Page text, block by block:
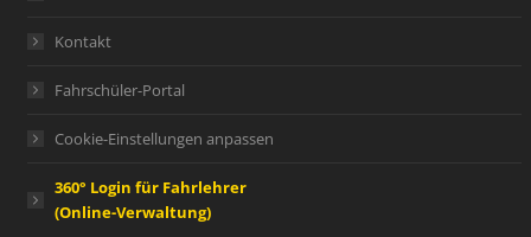
Kontakt
Fahrschüler-Portal
Cookie-Einstellungen anpassen
360° Login für Fahrlehrer
(Online-Verwaltung)